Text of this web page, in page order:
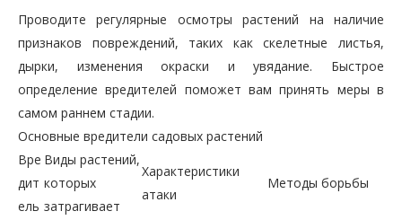
Проводите регулярные осмотры растений на наличие
признаков повреждений, таких как скелетные листья,
дырки, изменения окраски и увядание. Быстрое
определение вредителей поможет вам принять меры в
самом раннем стадии.
Основные вредители садовых растений
Вре
дит
ель
Виды растений,
которых
затрагивает
Характеристики
атаки
Методы борьбы